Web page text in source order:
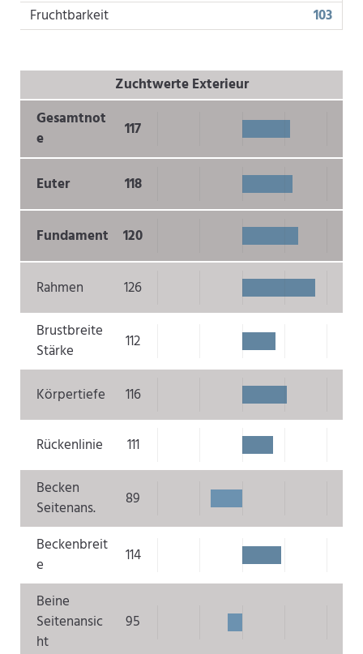
Fruchtbarkeit
103
Zuchtwerte Exterieur
Gesamtnot
e
117
Euter 118
Fundament 120
Rahmen
126
Brustbreite
Stärke
112
Körpertiefe 116
Rückenlinie
111
Becken
Seitenans.
89
Beckenbreit
e
114
Beine
Seitenansic
ht
95